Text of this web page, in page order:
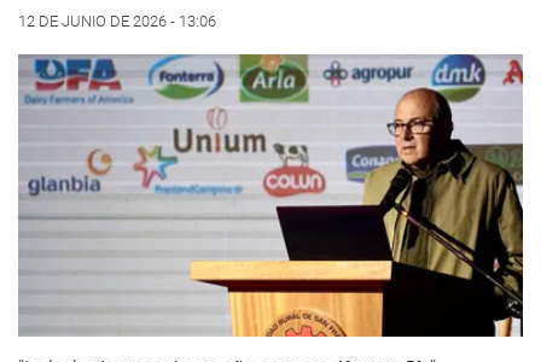
12 DE JUNIO DE 2026 - 13:06